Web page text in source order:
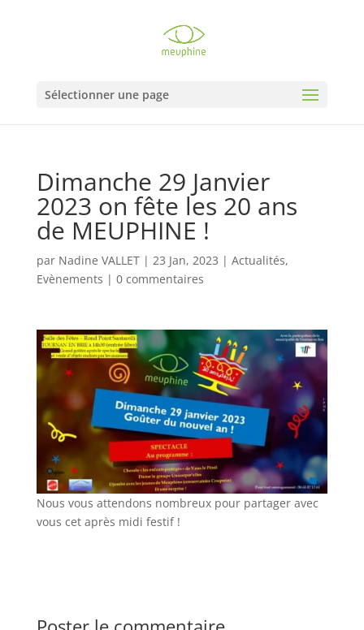
Sélectionner une page
Dimanche 29 Janvier
2023 on fête les 20 ans
de MEUPHINE !
par Nadine VALLET| 23 Jan, 2023 | Actualités,
Evènements | 0 commentaires
Nous vous attendons nombreux pour partager avec
vous cet après midi festif !